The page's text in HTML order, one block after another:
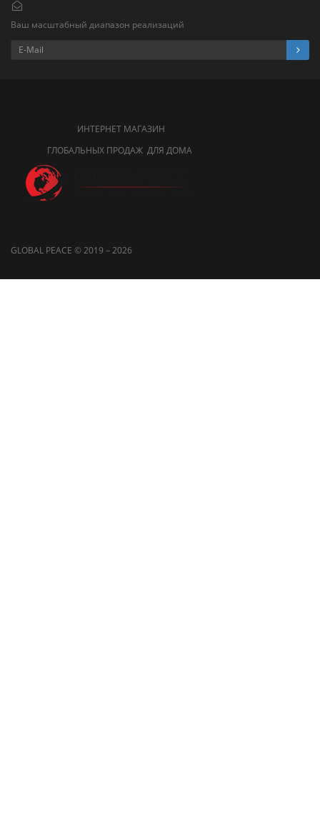
Ваш масштабный диапазон реализаций
ИНТЕРНЕТ МАГАЗИН
ГЛОБАЛЬНЫХ ПРОДАЖ ДЛЯ ДОМА
GLOBAL PEACE © 2019 – 2026